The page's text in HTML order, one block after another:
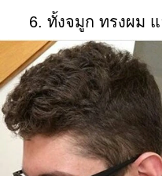
6. ทั้งจมูก ทรงผม